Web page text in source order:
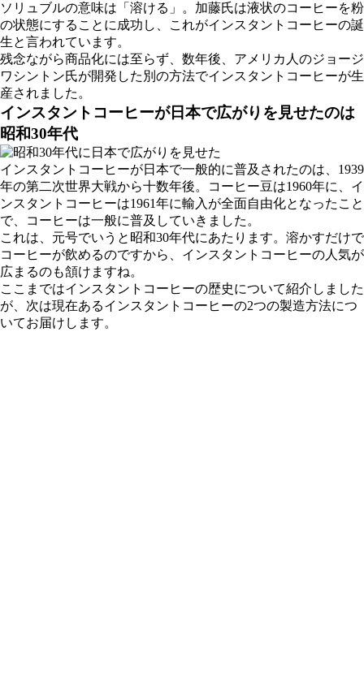
ソリュブルの意味は「溶ける」。加藤氏は液状のコーヒーを粉
の状態にすることに成功し、これがインスタントコーヒーの誕
生と言われています。
残念ながら商品化には至らず、数年後、アメリカ人のジョージ
ワシントン氏が開発した別の方法でインスタントコーヒーが生
産されました。
インスタントコーヒーが日本で広がりを見せたのは
昭和30年代
インスタントコーヒーが日本で一般的に普及されたのは、1939
年の第二次世界大戦から十数年後。コーヒー豆は1960年に、イ
ンスタントコーヒーは1961年に輸入が全面自由化となったこと
で、コーヒーは一般に普及していきました。
これは、元号でいうと昭和30年代にあたります。溶かすだけで
コーヒーが飲めるのですから、インスタントコーヒーの人気が
広まるのも頷けますね。
ここまではインスタントコーヒーの歴史について紹介しました
が、次は現在あるインスタントコーヒーの2つの製造方法につ
いてお届けします。